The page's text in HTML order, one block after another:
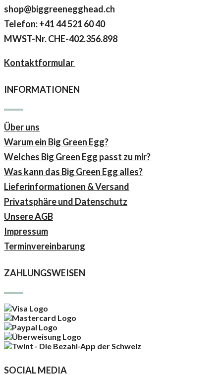
shop@biggreenegghead.ch
Telefon: +41 44 521 60 40
MWST-Nr.CHE-402.356.898
Kontaktformular
INFORMATIONEN
Über uns
Warum ein Big Green Egg?
Welches Big Green Egg passt zu mir?
Was kann das Big Green Egg alles?
Lieferinformationen & Versand
Privatsphäre und Datenschutz
Unsere AGB
Impressum
Terminvereinbarung
ZAHLUNGSWEISEN
SOCIAL MEDIA